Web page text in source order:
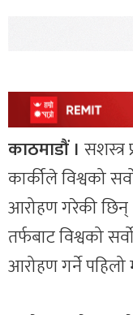
काठमाडौं । सशस्त्र
कार्कीले विश्वको
आरोहण गरेकी छिन्
तर्फबाट विश्वको
आरोहण गर्ने